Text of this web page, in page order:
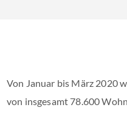
Von Januar bis März 2020
von insgesamt 78.600